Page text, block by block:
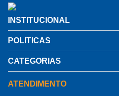
INSTITUCIONAL
Quem somos
Informações Técnicas
Notícias
POLITICAS
Política de privacidade
CATEGORIAS
Impermeabilizante por Cristalização
ATENDIMENTO